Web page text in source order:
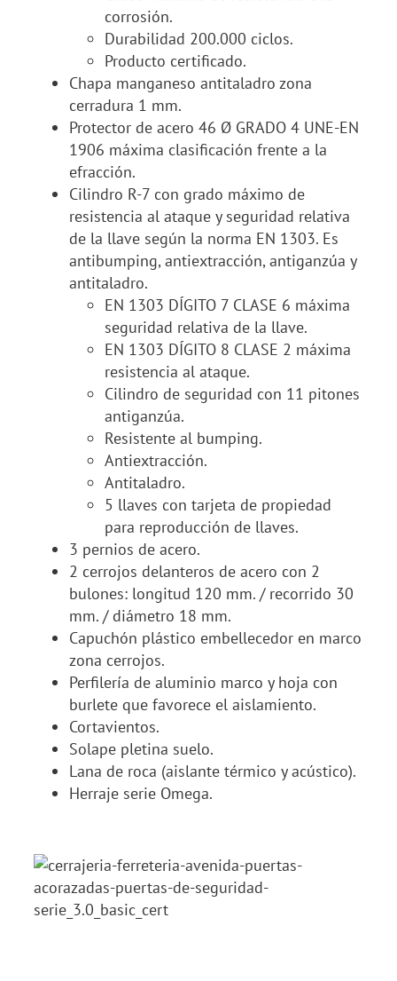
corrosión.
Durabilidad 200.000 ciclos.
Producto certificado.
Chapa manganeso antitaladro zona
cerradura 1 mm.
Protector de acero 46 Ø GRADO 4 UNE-EN
1906 máxima clasificación frente a la
efracción.
Cilindro R-7 con grado máximo de
resistencia al ataque y seguridad relativa
de la llave según la norma EN 1303. Es
antibumping, antiextracción, antiganzúa y
antitaladro.
EN 1303 DÍGITO 7 CLASE 6 máxima
seguridad relativa de la llave.
EN 1303 DÍGITO 8 CLASE 2 máxima
resistencia al ataque.
Cilindro de seguridad con 11 pitones
antiganzúa.
Resistente al bumping.
Antiextracción.
Antitaladro.
5 llaves con tarjeta de propiedad
para reproducción de llaves.
3 pernios de acero.
2 cerrojos delanteros de acero con 2
bulones: longitud 120 mm. / recorrido 30
mm. / diámetro 18 mm.
Capuchón plástico embellecedor en marco
zona cerrojos.
Perfilería de aluminio marco y hoja con
burlete que favorece el aislamiento.
Cortavientos.
Solape pletina suelo.
Lana de roca (aislante térmico y acústico).
Herraje serie Omega.